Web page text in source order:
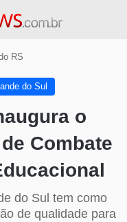
RS
do Sul
o
Combate
do Sul tem como
de qualidade para